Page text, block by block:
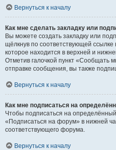
Вернуться к началу
Как мне сделать закладку или
Вы можете создать закладку или
щёлкнув по соответствующей
которое находится в верхней и
Отметив галочкой пункт «Сообщать
отправке сообщения, вы также
Вернуться к началу
Как мне подписаться на
Чтобы подписаться на
«Подписаться на форум» в нижней
соответствующего форума.
Вернуться к началу